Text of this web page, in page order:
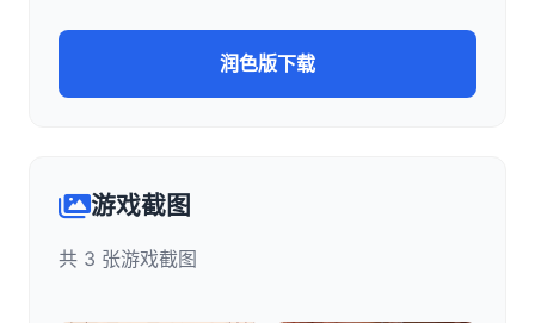
润色版下载
游戏截图
共 3 张游戏截图